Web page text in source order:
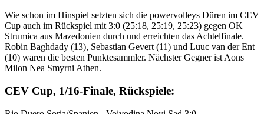
Wie schon im Hinspiel setzten sich die powervolleys Düren im CEV
Cup auch im Rückspiel mit 3:0 (25:18, 25:19, 25:23) gegen OK
Strumica aus Mazedonien durch und erreichten das Achtelfinale.
Robin Baghdady (13), Sebastian Gevert (11) und Luuc van der Ent
(10) waren die besten Punktesammler. Nächster Gegner ist Aons
Milon Nea Smyrni Athen.
CEV Cup, 1/16-Finale, Rückspiele: